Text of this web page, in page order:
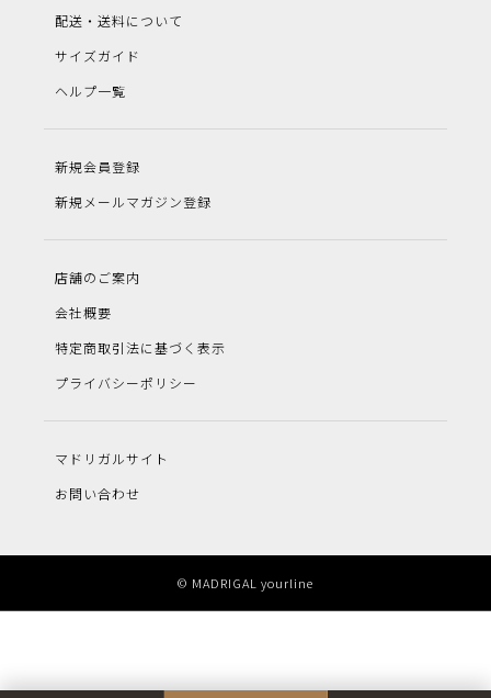
配送・送料について
サイズガイド
ヘルプ一覧
新規会員登録
新規メールマガジン登録
店舗のご案内
会社概要
特定商取引法に基づく表示
プライバシーポリシー
マドリガルサイト
お問い合わせ
© MADRIGAL yourline